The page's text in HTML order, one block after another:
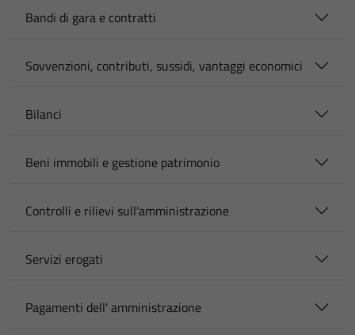
Bandi di gara e contratti
Sovvenzioni, contributi, sussidi, vantaggi economici
Bilanci
Beni immobili e gestione patrimonio
Controlli e rilievi sull'amministrazione
Servizi erogati
Pagamenti dell' amministrazione